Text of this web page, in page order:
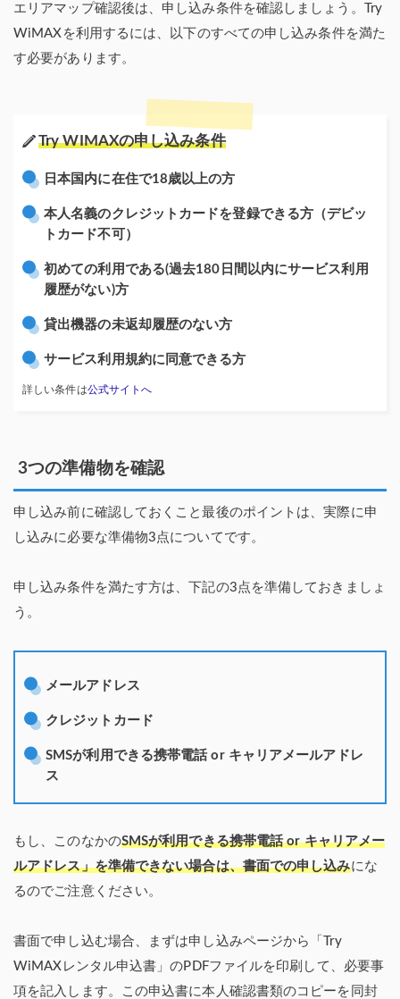
エリアマップ確認後は、申し込み条件を確認しましょう。Try
WiMAXを利用するには、以下のすべての申し込み条件を満た
す必要があります。
Try WIMAXの申し込み条件
日本国内に在住で18歳以上の方
本人名義のクレジットカードを登録できる方（デビッ
トカード不可）
初めての利用である(過去180日間以内にサービス利用
履歴がない)方
貸出機器の未返却履歴のない方
サービス利用規約に同意できる方
詳しい条件は公式サイトへ
3つの準備物を確認
申し込み前に確認しておくこと最後のポイントは、実際に申
し込みに必要な準備物3点についてです。
申し込み条件を満たす方は、下記の3点を準備しておきましょ
う。
メールアドレス
クレジットカード
SMSが利用できる携帯電話 or キャリアメールアドレ
ス
もし、このなかのSMSが利用できる携帯電話 or キャリアメー
ルアドレス」を準備できない場合は、書面での申し込みにな
るのでご注意ください。
書面で申し込む場合、まずは申し込みページから「Try
WiMAXレンタル申込書」のPDFファイルを印刷して、必要事
項を記入します。この申込書に本人確認書類のコピーを同封